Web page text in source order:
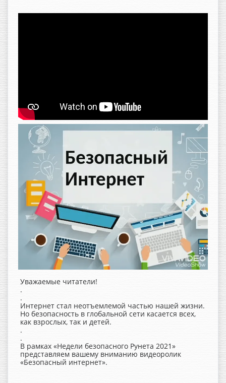
Уважаемые читатели!
.
.
Интернет стал неотъемлемой частью нашей жизни.
Но безопасность в глобальной сети касается всех,
как взрослых, так и детей.
.
.
В рамках «Недели безопасного Рунета 2021»
представляем вашему вниманию видеоролик
«Безопасный интернет».